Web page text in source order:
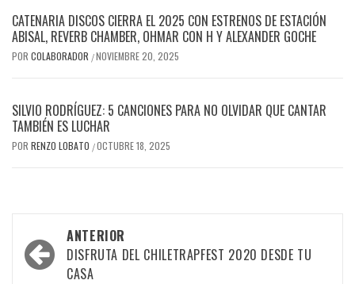
CATENARIA DISCOS CIERRA EL 2025 CON ESTRENOS DE ESTACIÓN
ABISAL, REVERB CHAMBER, OHMAR CON H Y ALEXANDER GOCHE
POR COLABORADOR /NOVIEMBRE 20, 2025
SILVIO RODRÍGUEZ: 5 CANCIONES PARA NO OLVIDAR QUE CANTAR
TAMBIÉN ES LUCHAR
POR RENZO LOBATO /OCTUBRE 18, 2025
Navegación
por
ANTERIOR
DISFRUTA DEL CHILETRAPFEST 2020 DESDE TU
CASA